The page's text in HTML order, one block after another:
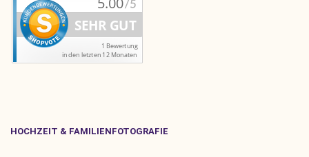
HOCHZEIT & FAMILIENFOTOGRAFIE